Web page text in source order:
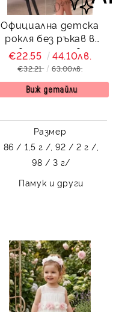
Официална детска
рокля без ръкав в
светлорозово
Contrast
€22.55 44.10лв.
€32.21 63.00лв.
Виж детайли
Размер
86 / 1,5 г /, 92 / 2 г /,
98 / 3 г/
Памук и други